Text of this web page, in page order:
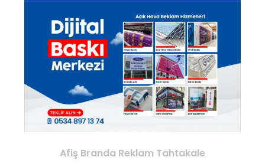
Afiş Branda Reklam Tahtakale